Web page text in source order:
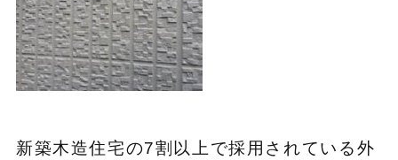
新築木造住宅の7割以上で採用されている外